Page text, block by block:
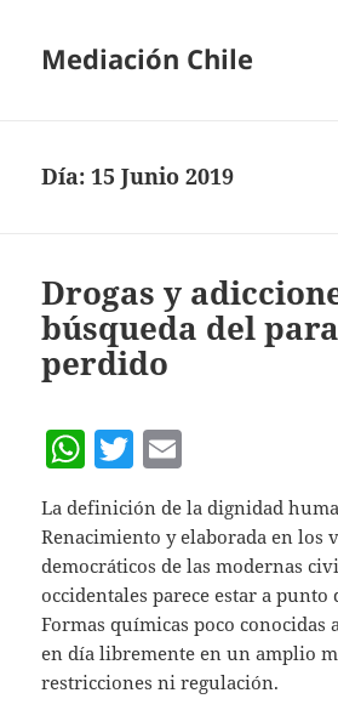
Mediación Chile
Día: 15 Junio 2019
Drogas y
búsqueda del
perdido
W
h
at
s
A
p
p
T
w
itt
er
m
ai
l
La definición de la dignidad
Renacimiento y elaborada en los
democráticos de las modernas
occidentales parece estar a punto
Formas químicas poco conocidas
en día libremente en un amplio
restricciones ni regulación.